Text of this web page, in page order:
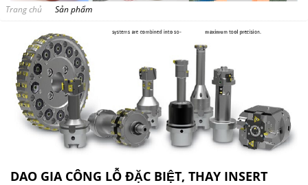
Trang chủ Sản phẩm
DAO GIA CÔNG LỖ ĐẶC BIỆT, THAY INSERT